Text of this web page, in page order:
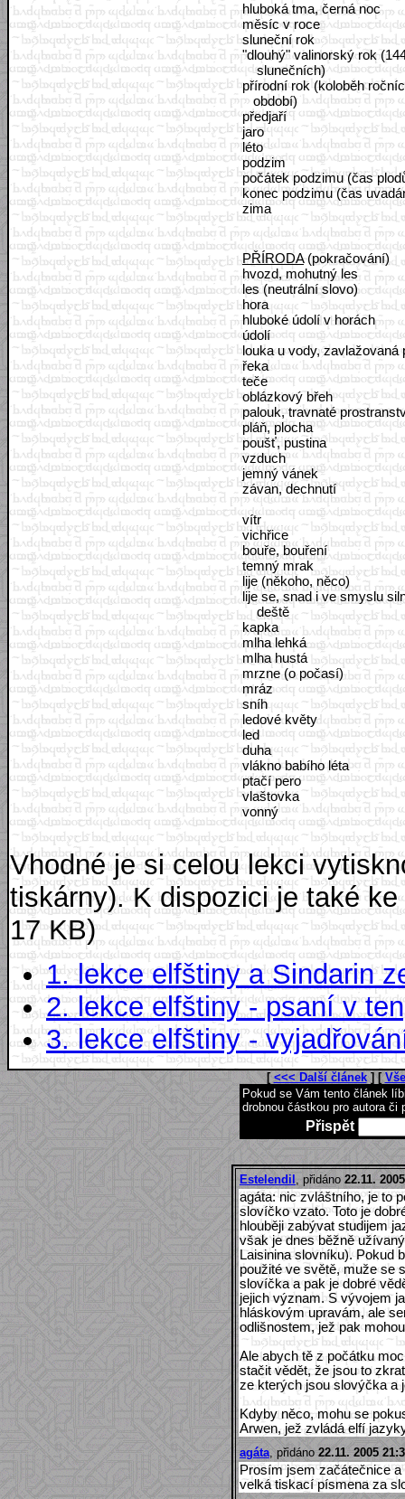
hluboká tma, černá noc
měsíc v roce
sluneční rok
"dlouhý" valinorský rok
slunečních)
přírodní rok (koloběh
období)
předjaří
jaro
léto
podzim
počátek podzimu (čas
konec podzimu (čas
zima
PŘÍRODA(pokračování)
hvozd, mohutný les
les (neutrální slovo)
hora
hluboké údolí v horách
údolí
louka u vody, zavlažovaná
řeka
teče
oblázkový břeh
palouk, travnaté
pláň, plocha
poušť, pustina
vzduch
jemný vánek
závan, dechnutí
vítr
vichřice
bouře, bouření
temný mrak
lije (někoho, něco)
lije se, snad i ve smyslu
deště
kapka
mlha lehká
mlha hustá
mrzne (o počasí)
mráz
sníh
ledové květy
led
duha
vlákno babího léta
ptačí pero
vlaštovka
vonný
Vhodné je si celou lekci
tiskárny). K dispozici je také
17 KB)
1. lekce elfštiny a Sindarin
2. lekce elfštiny - psaní v
3. lekce elfštiny -
[ <<< Další článek] [
Pokud se Vám tento článek
drobnou částkou pro autora či
Přispět
Estelendil , přidáno 22.11.
agáta: nic zvláštního, je to
slovíčko vzato. Toto je
hlouběji zabývat studijem
však je dnes běžně
Laisinina slovníku). Pokud
použité ve světě, muže se
slovíčka a pak je dobré
jejich význam. S vývojem
hláskovým upravám, ale
odlišnostem, jež pak
Ale abych tě z počátku
stačit vědět, že jsou to
ze kterých jsou slovýčka a
Kdyby něco, mohu se
Arwen, jež zvládá elfí
agáta , přidáno 22.11. 2005
Prosím jsem začátečnice
velká tiskací písmena za